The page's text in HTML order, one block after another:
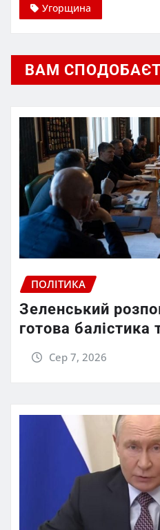
Угорщина
ВАМ
ПОЛІТИКА
Зеленський
готова балістика
Сер 7, 2026